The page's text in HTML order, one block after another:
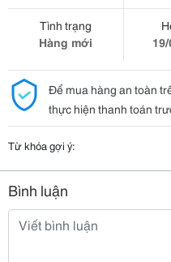
Tình trạng
Hàng mới
Để mua hàng an toàn
thực hiện thanh toán
Từ khóa gợi ý:
Bình luận